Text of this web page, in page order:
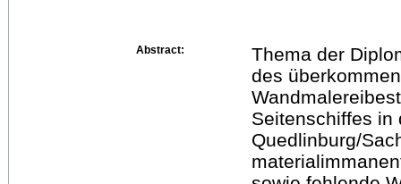
Abstract:
Thema der
des
Seitenschiffes in
Quedlinburg/